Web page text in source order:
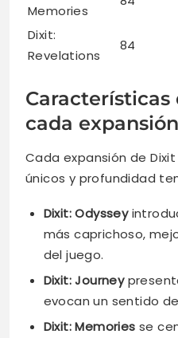
Memories
Dixit:
Revelations
84
cada expansión
Cada expansión de
únicos y profundidad
Dixit: Odyssey
más caprichoso,
del juego.
Dixit: Journey
evocan un sentido
Dixit: Memories se